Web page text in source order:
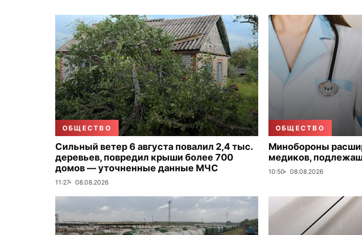
ОБЩЕСТВО
Сильный ветер 6 августа повалил 2,4 тыс.
деревьев, повредил крыши более 700
домов — уточненные данные МЧС
11:27 08.08.2026
ОБЩЕСТВО
Минобороны
медиков,
10:50 08.08.2026